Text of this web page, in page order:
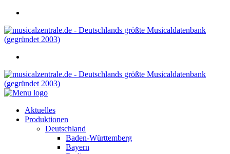
Aktuelles
Produktionen
Deutschland
Baden-Württemberg
Bayern